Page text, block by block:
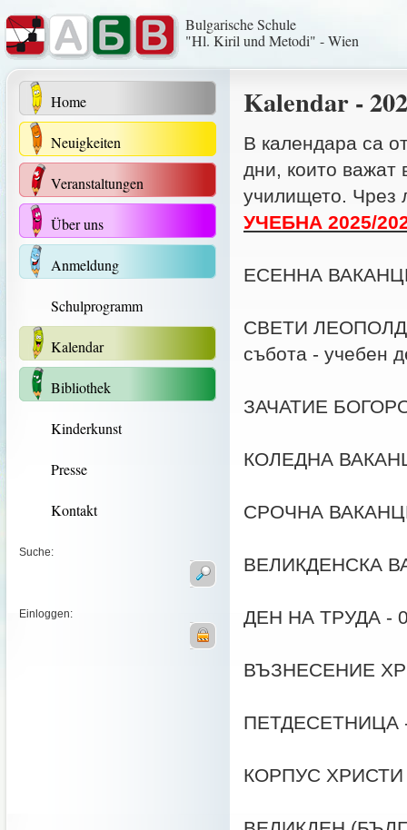
Bulgarische Schule
"Hl. Kiril und Metodi" - Wien
Home
Neuigkeiten
Veranstaltungen
Über uns
Anmeldung
Schulprogramm
Kalendar
Bibliothek
Kinderkunst
Presse
Kontakt
Suche:
Einloggen:
Kalendar -
В календара са
дни, които важат
училището. Чрез
УЧЕБНА 2025/
ЕСЕННА
СВЕТИ ЛЕОПОЛД -
събота - учебен
ЗАЧАТИЕ
КОЛЕДНА
СРОЧНА
ВЕЛИКДЕНСКА
ДЕН НА ТРУДА -
ВЪЗНЕСЕНИЕ
ПЕТДЕСЕТНИЦА -
КОРПУС ХРИСТИ